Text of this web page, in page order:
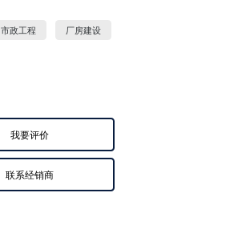
市政工程 厂房建设
我要评价
联系经销商